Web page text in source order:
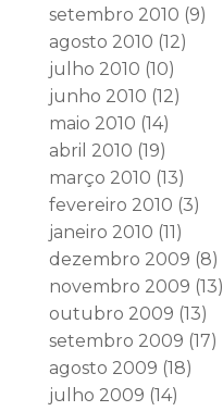
setembro 2010 (9)
agosto 2010 (12)
julho 2010 (10)
junho 2010 (12)
maio 2010 (14)
abril 2010 (19)
março 2010 (13)
fevereiro 2010 (3)
janeiro 2010 (11)
dezembro 2009 (8)
novembro 2009 (13)
outubro 2009 (13)
setembro 2009 (17)
agosto 2009 (18)
julho 2009 (14)